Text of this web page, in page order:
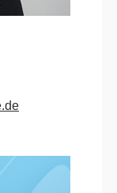
d